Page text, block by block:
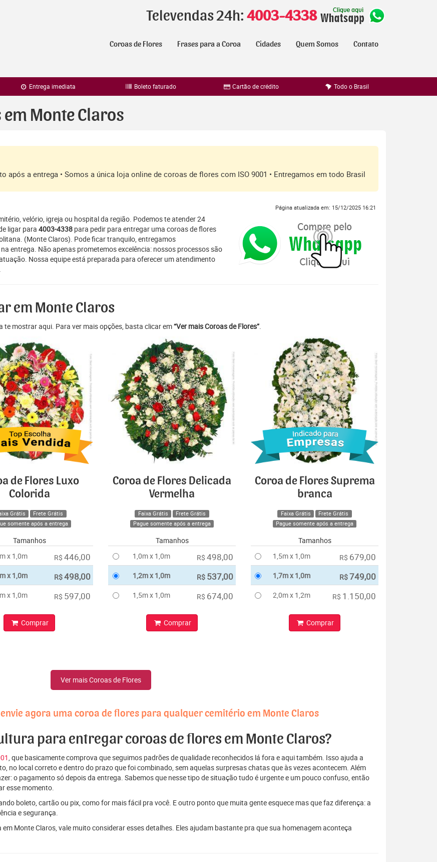
Televendas 24h: 4003-4338
Coroas de Flores Frases para a Coroa Cidades Quem Somos Contato
Entrega imediata Boleto faturado Cartão de crédito Todo o Brasil
Monte Claros
após a entrega • Somos a única loja online de coroas de flores com ISO 9001 • Entregamos em todo Brasil
Página atualizada em: 15/12/2025 16:21
velório, igreja ou hospital da região. Podemos te atender 24
ligar para 4003-4338 para pedir para entregar uma coroas de flores
(Monte Claros). Pode ficar tranquilo, entregamos
entrega. Não apenas prometemos excelência: nossos processos são
Nossa equipe está preparada para oferecer um atendimento
em Monte Claros
mostrar aqui. Para ver mais opções, basta clicar em“Ver mais Coroas de Flores”.
de Flores Luxo
Colorida
Grátis
Frete Grátis
somente após a entrega
Tamanhos
x 1,0m
R$ 446,00
x 1,0m R$498,00
x 1,0m R$ 597,00
Comprar
Coroa de Flores Delicada
Vermelha
Faixa Grátis
Frete Grátis
Pague somente após a entrega
Tamanhos
1,0m x 1,0m
R$ 498,00
1,2m x 1,0m R$ 537,00
1,5m x 1,0m R$ 674,00
Comprar
Coroa de Flores Suprema
branca
Faixa Grátis
Frete Grátis
Pague somente após a entrega
Tamanhos
1,5m x 1,0m
R$ 679,00
1,7m x 1,0m R$749,00
2,0m x 1,2m R$ 1.150,00
Comprar
Ver mais Coroas de Flores
agora uma coroa de flores para qualquer cemitério em Monte Claros
para entregar coroas de flores em Monte Claros?
, que basicamente comprova que seguimos padrões de qualidade reconhecidos lá fora e aqui também. Isso ajuda a
no local correto e dentro do prazo que foi combinado, sem aquelas surpresas chatas que às vezes acontecem. Além
o pagamento só depois da entrega. Sabemos que nesse tipo de situação tudo é urgente e um pouco confuso, então
esse momento.
boleto, cartão ou pix, como for mais fácil pra você. E outro ponto que muita gente esquece mas que faz diferença: a
e segurança.
Monte Claros, vale muito considerar esses detalhes. Eles ajudam bastante pra que sua homenagem aconteça